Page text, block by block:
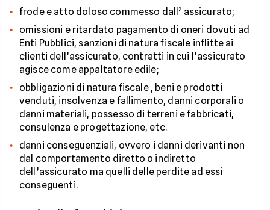
frode e atto doloso commesso dall’ assicurato;
omissioni e ritardato pagamento di oneri dovuti ad
Enti Pubblici, sanzioni di natura fiscale inflitte ai
clienti dell’assicurato, contratti in cui l’assicurato
agisce come appaltatore edile;
obbligazioni di natura fiscale , beni e prodotti
venduti, insolvenza e fallimento, danni corporali o
danni materiali, possesso di terreni e fabbricati,
consulenza e progettazione, etc.
danni conseguenziali, ovvero i danni derivanti non
dal comportamento diretto o indiretto
dell’assicurato ma quelli delle perdite ad essi
conseguenti.